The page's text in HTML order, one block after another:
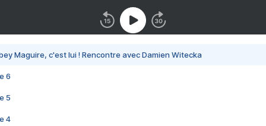
Maguire, c'est lui ! Rencontre avec Damien Witecka
6
5
4